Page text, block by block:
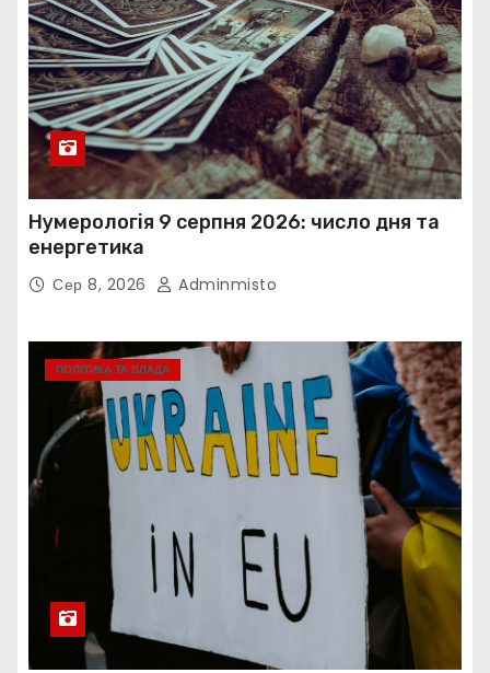
Нумерологія 9 серпня 2026: число дня та
енергетика
Сер 8, 2026 Adminmisto
ПОЛІТИКА ТА ВЛАДА